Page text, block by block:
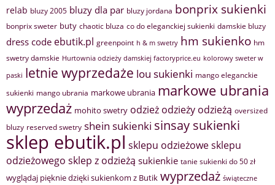
relab bluzy 2005 bluzy dla par bluzy jordana bonprix sukienki
bonprix sweter buty chaotic bluza co do eleganckiej sukienki damskie bluzy
dress code ebutik.pl greenpoint h & m swetry hm sukienko hm
swetry damskie Hurtownia odzieży damskiej factoryprice.eu kolorowy sweter w
paski letnie wyprzedaże lou sukienki mango eleganckie
sukienki mango ubrania markowe ubrania markowe ubrania
wyprzedaż mohito swetry odzież odzieży odzieżą oversized
bluzy reserved swetry shein sukienki sinsay sukienki
sklep ebutik.pl sklepu odzieżowesklepu
odzieżowego sklep z odzieżą sukienkie tanie sukienki do 50 zł
wyglądaj pięknie dzięki sukienkom z Butik wyprzedaż świąteczne